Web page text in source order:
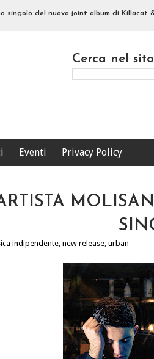
del nuovo joint album di Killacat &
Cerca nel sito
Eventi Privacy Policy
indipendente, new release, urban